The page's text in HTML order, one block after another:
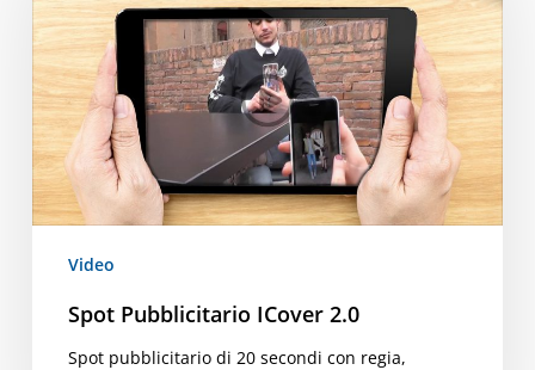
2.0
Video
Spot Pubblicitario ICover 2.0
Spot pubblicitario di 20 secondi con regia,